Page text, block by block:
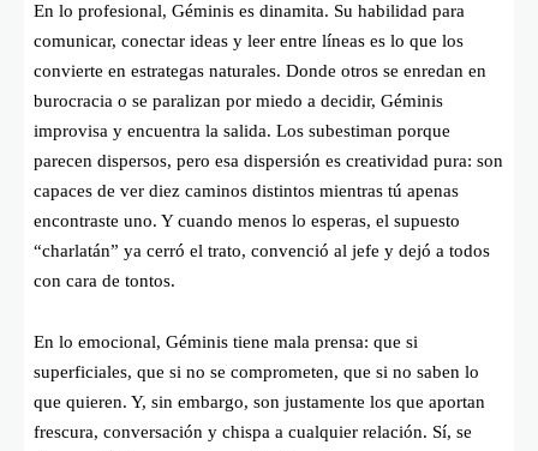
En lo profesional, Géminis es dinamita. Su habilidad para
comunicar, conectar ideas y leer entre líneas es lo que los
convierte en estrategas naturales. Donde otros se enredan en
burocracia o se paralizan por miedo a decidir, Géminis
improvisa y encuentra la salida. Los subestiman porque
parecen dispersos, pero esa dispersión es creatividad pura: son
capaces de ver diez caminos distintos mientras tú apenas
encontraste uno. Y cuando menos lo esperas, el supuesto
“charlatán” ya cerró el trato, convenció al jefe y dejó a todos
con cara de tontos.
En lo emocional, Géminis tiene mala prensa: que si
superficiales, que si no se comprometen, que si no saben lo
que quieren. Y, sin embargo, son justamente los que aportan
frescura, conversación y chispa a cualquier relación. Sí, se